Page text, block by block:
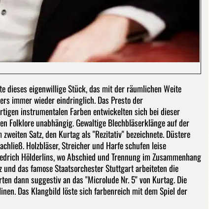
dieses eigenwillige Stück, das mit der räumlichen Weite
immer wieder eindringlich. Das Presto der
instrumentalen Farben entwickelten sich bei dieser
Folklore unabhängig. Gewaltige Blechbläserklänge auf der
Satz, den Kurtag als "Rezitativ" bezeichnete. Düstere
Holzbläser, Streicher und Harfe schufen leise
Hölderlins, wo Abschied und Trennung im Zusammenhang
das famose Staatsorchester Stuttgart arbeiteten die
dann suggestiv an das "Microlude Nr. 5" von Kurtag. Die
Das Klangbild löste sich farbenreich mit dem Spiel der